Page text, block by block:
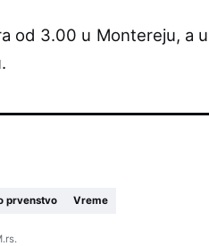
od 3.00 u Montereju, a u
prvenstvo Vreme